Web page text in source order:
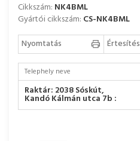
Cikkszám: NK4BML
Gyártói cikkszám: CS-NK4BML
Nyomtatás
Értesítés
Telephely neve
Raktár: 2038 Sóskút,
Kandó Kálmán utca 7b :